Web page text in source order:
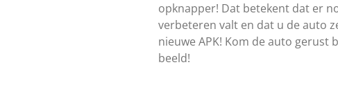
opknapper! Dat betekent dat er
verbeteren valt en dat u de auto
nieuwe APK! Kom de auto gerust
beeld!